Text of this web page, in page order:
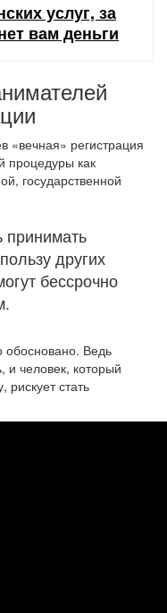
услуг, за
вам деньги
регистрация
процедуры как
государственной
принимать
других
бессрочно
обосновано. Ведь
и человек, который
рискует стать